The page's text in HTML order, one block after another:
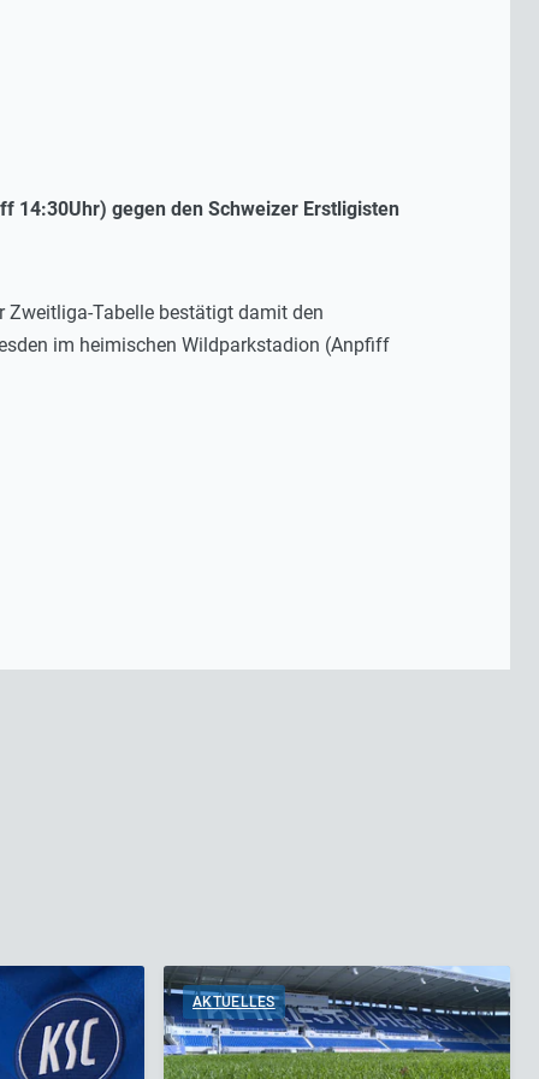
14:30Uhr) gegen den Schweizer Erstligisten
Zweitliga-Tabelle bestätigt damit den
im heimischen Wildparkstadion (Anpfiff
AKTUELLES